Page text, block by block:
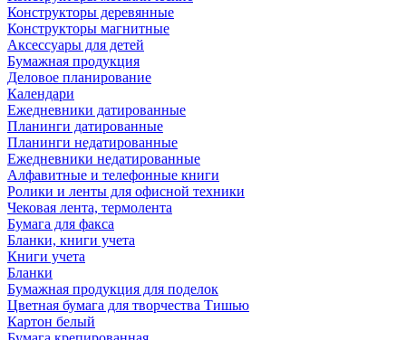
Конструкторы деревянные
Конструкторы магнитные
Аксессуары для детей
Бумажная продукция
Деловое планирование
Календари
Ежедневники датированные
Планинги датированные
Планинги недатированные
Ежедневники недатированные
Алфавитные и телефонные книги
Ролики и ленты для офисной техники
Чековая лента, термолента
Бумага для факса
Бланки, книги учета
Книги учета
Бланки
Бумажная продукция для поделок
Цветная бумага для творчества Тишью
Картон белый